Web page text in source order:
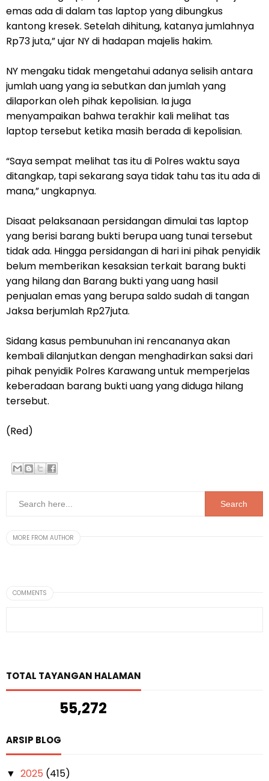
emas ada di dalam tas laptop yang dibungkus
kantong kresek. Setelah dihitung, katanya jumlahnya
Rp73 juta,” ujar NY di hadapan majelis hakim.
NY mengaku tidak mengetahui adanya selisih antara
jumlah uang yang ia sebutkan dan jumlah yang
dilaporkan oleh pihak kepolisian. Ia juga
menyampaikan bahwa terakhir kali melihat tas
laptop tersebut ketika masih berada di kepolisian.
“Saya sempat melihat tas itu di Polres waktu saya
ditangkap, tapi sekarang saya tidak tahu tas itu ada di
mana,” ungkapnya.
Disaat pelaksanaan persidangan dimulai tas laptop
yang berisi barang bukti berupa uang tunai tersebut
tidak ada. Hingga persidangan di hari ini pihak penyidik
belum memberikan kesaksian terkait barang bukti
yang hilang dan Barang bukti yang uang hasil
penjualan emas yang berupa saldo sudah di tangan
Jaksa berjumlah Rp27juta.
Sidang kasus pembunuhan ini rencananya akan
kembali dilanjutkan dengan menghadirkan saksi dari
pihak penyidik Polres Karawang untuk memperjelas
keberadaan barang bukti uang yang diduga hilang
tersebut.
(Red)
MORE FROM AUTHOR
COMMENTS
TOTAL TAYANGAN HALAMAN
55,272
ARSIP BLOG
▼ 2025 (415)